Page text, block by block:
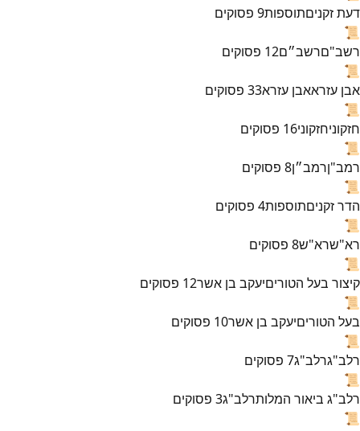
דעת זקניםתוספות9 פסוקים
📜
רשב"םרשב״ם12 פסוקים
📜
אבן עזראאבן עזרא33 פסוקים
📜
חזקוניחזקוני16 פסוקים
📜
רמב"ןרמב״ן8 פסוקים
📜
הדר זקניםתוספות4 פסוקים
📜
רא"שרא"ש8 פסוקים
📜
קיצור בעל הטוריםיעקב בן אשר12 פסוקים
📜
בעל הטוריםיעקב בן אשר10 פסוקים
📜
רלב"גרלב"ג7 פסוקים
📜
רלב"ג ביאור המלותרלב"ג3 פסוקים
📜